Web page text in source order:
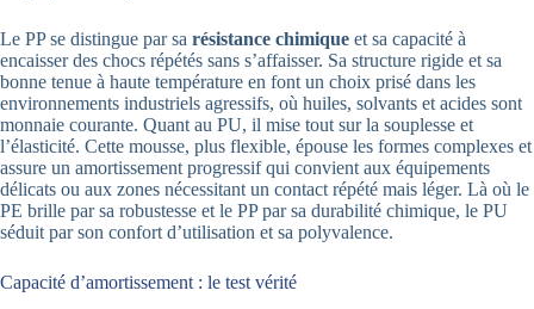
Le PP se distingue par sa résistance chimique et sa capacité à
encaisser des chocs répétés sans s’affaisser. Sa structure rigide et sa
bonne tenue à haute température en font un choix prisé dans les
environnements industriels agressifs, où huiles, solvants et acides sont
monnaie courante. Quant au PU, il mise tout sur la souplesse et
l’élasticité. Cette mousse, plus flexible, épouse les formes complexes et
assure un amortissement progressif qui convient aux équipements
délicats ou aux zones nécessitant un contact répété mais léger. Là où le
PE brille par sa robustesse et le PP par sa durabilité chimique, le PU
séduit par son confort d’utilisation et sa polyvalence.
Capacité d’amortissement : le test vérité